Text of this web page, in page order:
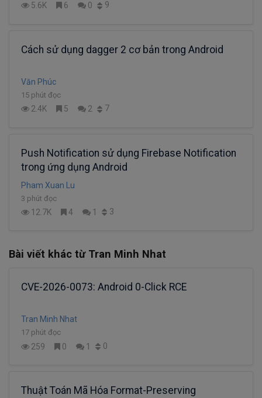
5.6K 6 0 9
Cách sử dụng dagger 2 cơ bản trong Android
Văn Phúc
15 phút đọc
2.4K 5 2 7
Push Notification sử dụng Firebase Notification
trong ứng dụng Android
Pham Xuan Lu
3 phút đọc
12.7K 4 1 3
Bài viết khác từ Tran Minh Nhat
CVE-2026-0073: Android 0-Click RCE
Tran Minh Nhat
17 phút đọc
259 0 1 0
Thuật Toán Mã Hóa Format-Preserving